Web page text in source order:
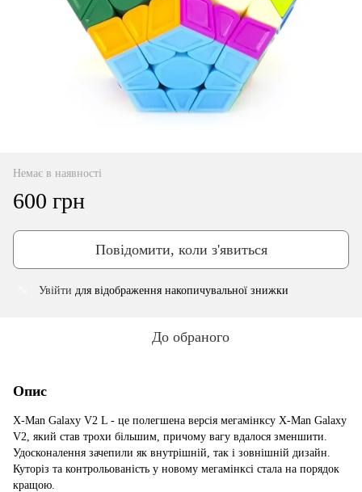
Немає в наявності
600 грн
Повідомити, коли з'явиться
Увійти для відображення накопичувальної знижки
До обраного
Опис
X-Man Galaxy V2 L - це полегшена версія мегамінксу X-Man Galaxy
V2, який став трохи більшим, причому вагу вдалося зменшити.
Удосконалення зачепили як внутрішній, так і зовнішній дизайн.
Куторіз та контрольованість у новому мегамінксі стала на порядок
кращою.